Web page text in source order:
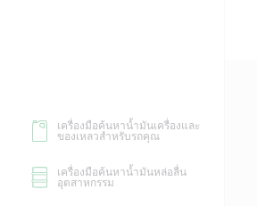
เครื่องมือค้นหาน้ำมันเครื่องและ
ของเหลวสำหรับรถคุณ
เครื่องมือค้นหาน้ำมันหล่อลื่น
อุตสาหกรรม